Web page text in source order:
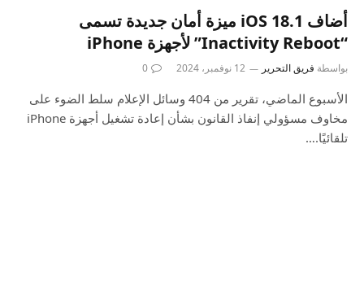
أضاف iOS 18.1 ميزة أمان جديدة تسمى
“Inactivity Reboot” لأجهزة iPhone
بواسطة فريق التحرير 12 نوفمبر، 2024 0
الأسبوع الماضي، تقرير من 404 وسائل الإعلام سلط الضوء على
مخاوف مسؤولي إنفاذ القانون بشأن إعادة تشغيل أجهزة iPhone
تلقائيًا.…